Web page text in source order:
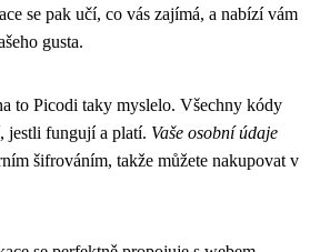
se pak učí, co vás zajímá, a nabízí vám
gusta.
to Picodi taky myslelo. Všechny kódy
jestli fungují a platí. Vaše osobní údaje
šifrováním, takže můžete nakupovat v